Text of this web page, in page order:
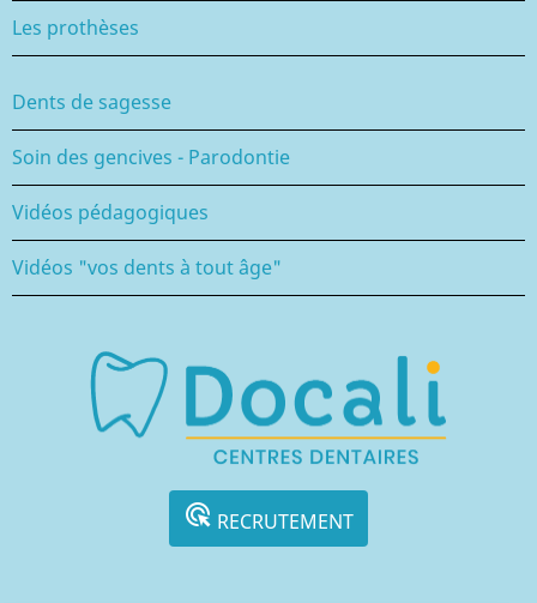
Les prothèses
Dents de sagesse
Soin des gencives - Parodontie
Vidéos pédagogiques
Vidéos "vos dents à tout âge"
ads_click RECRUTEMENT